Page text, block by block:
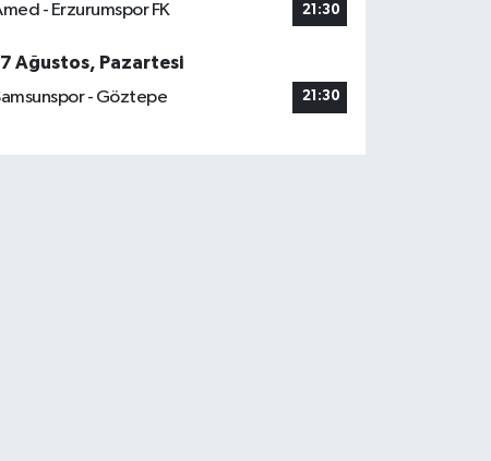
- Erzurumspor FK 21:30
Ağustos, Pazartesi
- Göztepe
21:30